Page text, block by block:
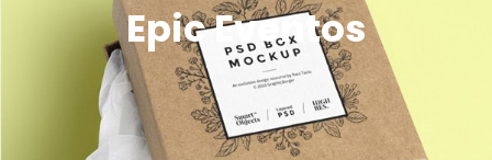
Epic Eventos